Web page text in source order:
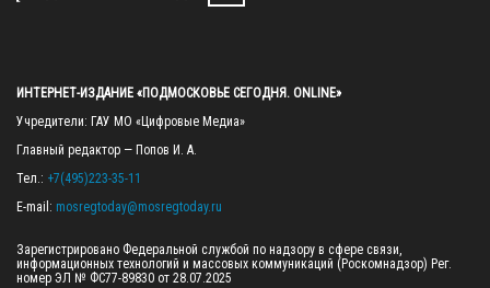
ИНТЕРНЕТ-ИЗДАНИЕ «ПОДМОСКОВЬЕ СЕГОДНЯ. ONLINE»
Учредители: ГАУ МО «Цифровые Медиа»
Главный редактор — Попов И. А.
Тел.: +7(495)223-35-11
E-mail: mosregtoday@mosregtoday.ru
Зарегистрировано Федеральной службой по надзору в сфере связи,
информационных технологий и массовых коммуникаций (Роскомнадзор) Рег.
номер ЭЛ № ФС77-89830 от 28.07.2025